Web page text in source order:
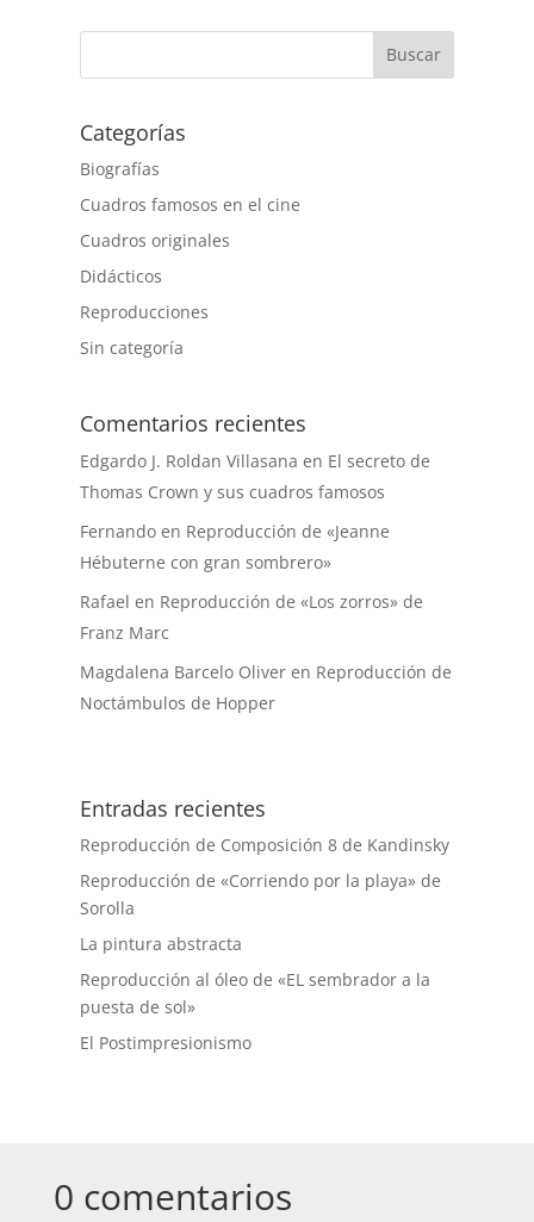
Buscar
Categorías
Biografías
Cuadros famosos en el cine
Cuadros originales
Didácticos
Reproducciones
Sin categoría
Comentarios recientes
Edgardo J. Roldan Villasana en El secreto de
Thomas Crown y sus cuadros famosos
Fernando en Reproducción de «Jeanne
Hébuterne con gran sombrero»
Rafael en Reproducción de «Los zorros» de
Franz Marc
Magdalena Barcelo Oliver en Reproducción de
Noctámbulos de Hopper
Entradas recientes
Reproducción de Composición 8 de Kandinsky
Reproducción de «Corriendo por la playa» de
Sorolla
La pintura abstracta
Reproducción al óleo de «EL sembrador a la
puesta de sol»
El Postimpresionismo
0 comentarios